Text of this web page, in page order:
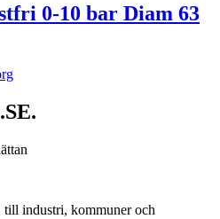
0-10 bar Diam 63
till industri, kommuner och